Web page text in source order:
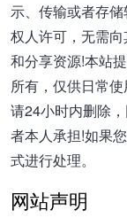
示、传输或者存
权人许可，无需
和分享资源!本站
所有，仅供日常
请24小时内删除
者本人承担!如果
式进行处理。
网站声明